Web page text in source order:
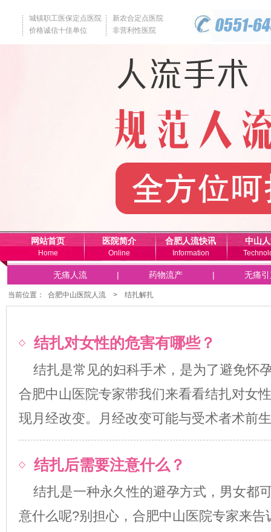
城镇职工医保定点医院
价格诚信十佳单位
新农合定点医院
非营利性医院
网站首页
Home
医院简介
Online
合肥人流快讯
Information
中山
无痛人流 | 药物流产 | 无痛
当前位置： 合肥中山医院人流 > 结扎解扎
结扎对女性的危害有哪些？
结扎是常见的妇科手术，是为了避免怀
合肥中山医院专家带我们来看看结扎对女
现月经改变。月经改变可能与受术者术前
结扎后需要注意什么？
结扎是一种永久性的避孕方式，男女都
意什么呢?别担心，合肥中山医院专家来